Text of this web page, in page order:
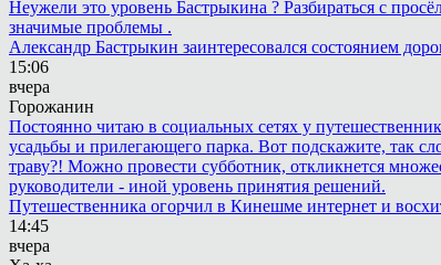
Неужели это уровень Бастрыкина ? Разбираться с
значимые проблемы .
Александр Бастрыкин заинтересовался состоянием
15:06
вчера
Горожанин
Постоянно читаю в социальных сетях у
усадьбы и прилегающего парка. Вот подскажите, так
траву?! Можно провести субботник, откликнется
руководители - иной уровень принятия решений.
Путешественника огорчил в Кинешме интернет и
14:45
вчера